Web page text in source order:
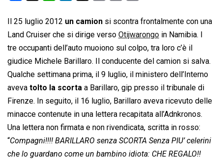
c
e
b
o
o
k
a
t
s
A
p
p
n
k
e
d
I
n
r
e
a
d
s
a
i
l
p
y
L
i
n
k
i
n
t
Il 25 luglio 2012 un camion si scontra frontalmente con una
Land Cruiser che si dirige verso Otijwarongo in Namibia. I
tre occupanti dell’auto muoiono sul colpo, tra loro c’è il
giudice Michele Barillaro. Il conducente del camion si salva.
Qualche settimana prima, il 9 luglio, il ministero dell’Interno
aveva tolto la scorta a Barillaro, gip presso il tribunale di
Firenze. In seguito, il 16 luglio, Barillaro aveva ricevuto delle
minacce contenute in una lettera recapitata all’Adnkronos.
Una lettera non firmata e non rivendicata, scritta in rosso:
“Compagni!!!! BARILLARO senza SCORTA Senza PIU’ celerini
che lo guardano come un bambino idiota: CHE REGALO!!